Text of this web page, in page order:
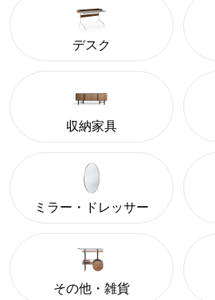
デスク
収納家具
ミラー・ドレッサー
その他・雑貨